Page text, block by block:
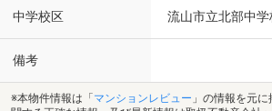
中学校区 流山市立北部中学
備考
※本物件情報は「 マンションレビュー 」の情報を元